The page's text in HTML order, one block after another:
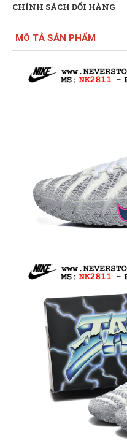
CHÍNH SÁCH ĐỔI HÀNG
MÔ TẢ SẢN PHẨM